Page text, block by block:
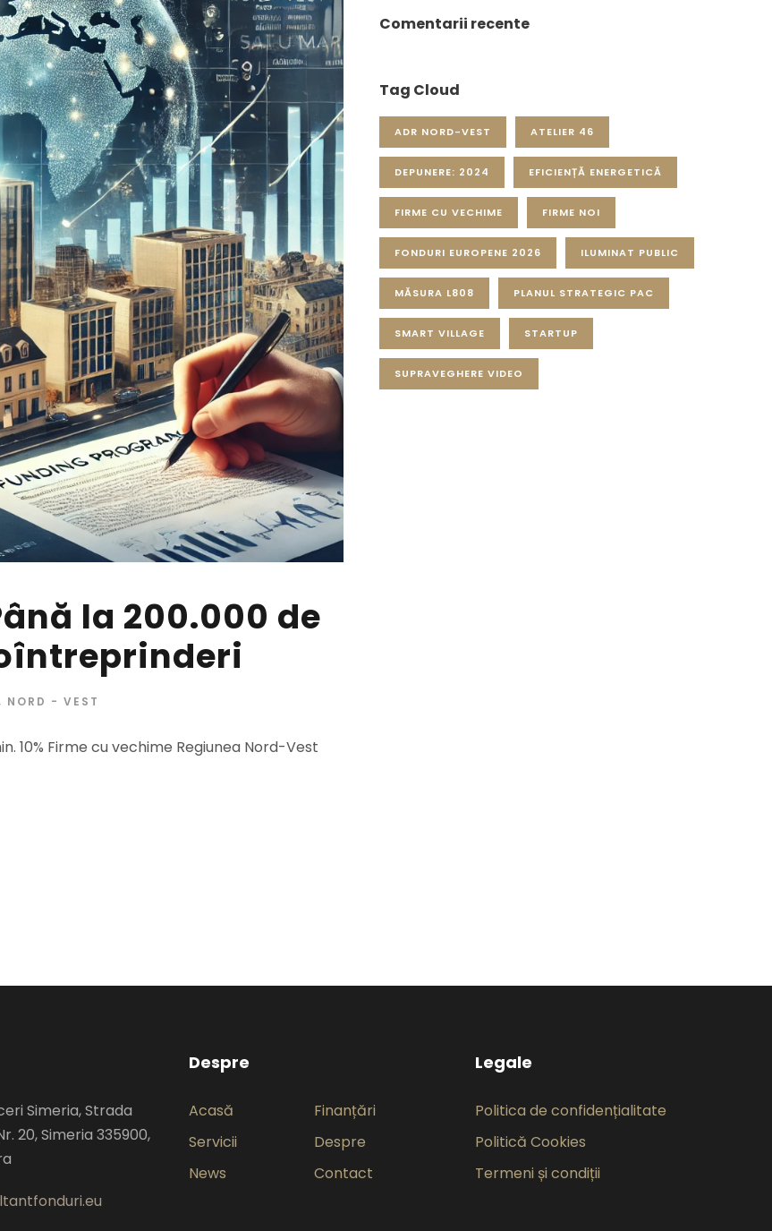
la 200.000 de
NORD - VEST
10% Firme cu vechime Regiunea Nord-Vest
Comentarii recente
Tag Cloud
ADR NORD-VEST ATELIER 46
DEPUNERE: 2024 EFICIENȚĂ ENERGETICĂ
FIRME CU VECHIME FIRME NOI
FONDURI EUROPENE 2026 ILUMINAT PUBLIC
MĂSURA L808 PLANUL STRATEGIC PAC
SMART VILLAGE STARTUP
SUPRAVEGHERE VIDEO
Simeria, Strada
20, Simeria 335900,
Despre
Acasă
Finanțări
Servicii
Despre
News
Contact
Legale
Politica de confidențialitate
Politică Cookies
Termeni și condiții